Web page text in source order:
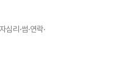
심리·썸·연락·